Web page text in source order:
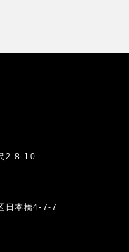
沢2-8-10
日本橋4-7-7